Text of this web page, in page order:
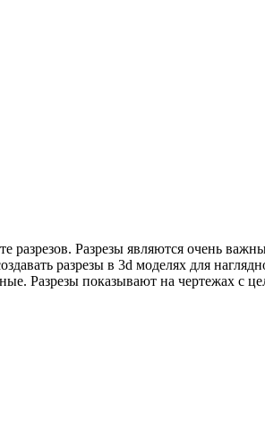
разрезов. Разрезы являются очень
разрезы в 3d моделях для
Разрезы показывают на чертежах с